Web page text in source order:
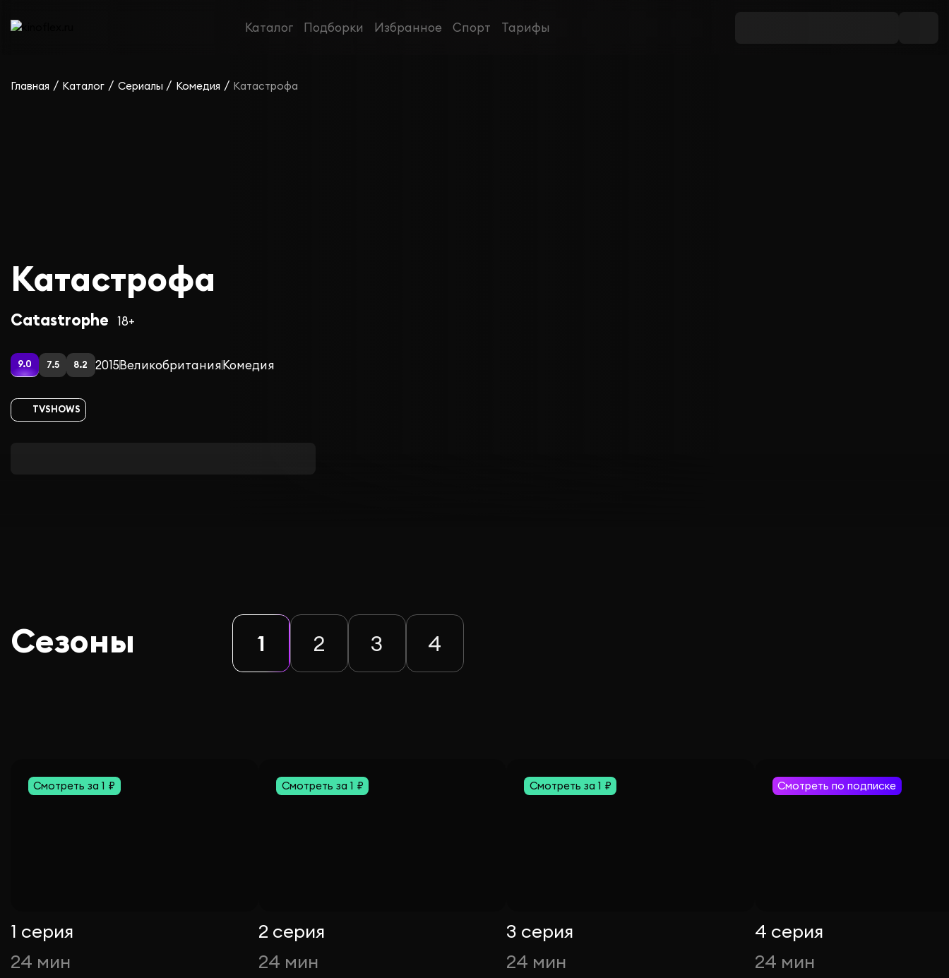
Каталог Подборки Избранное Спорт Тарифы
Главная / Каталог / Сериалы / Комедия / Катастрофа
Катастрофа
Catastrophe 18+
9.0 7.5 8.2 2015ВеликобританияКомедия
TVSHOWS
Сезоны 1 2 3 4
Смотреть за 1 ₽
1 серия
24 мин
Смотреть за 1 ₽
2 серия
24 мин
Смотреть за 1 ₽
3 серия
24 мин
Смотреть по подписке
4 серия
24 мин